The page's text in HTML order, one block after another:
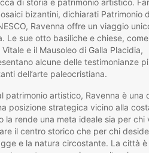
di storia e patrimonio artistico.
bizantini, dichiarati Patrimonio
Ravenna offre un viaggio
Le sue otto basiliche e chiese,
Vitale e il Mausoleo di Galla Placidia,
alcune delle testimonianze
dell’arte paleocristiana.
patrimonio artistico, Ravenna è una
posizione strategica vicino alla
la rende una meta ideale sia per chi
il centro storico che per chi
e la natura circostante. La città è
centro economico e culturale,